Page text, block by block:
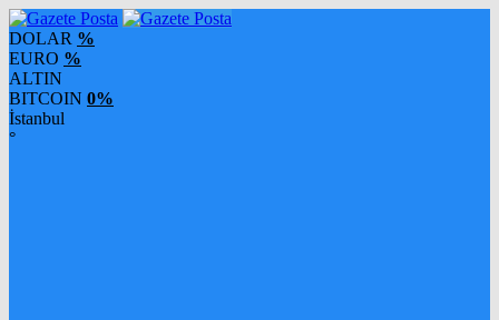
DOLAR %
EURO %
ALTIN
BITCOIN 0%
İstanbul
°